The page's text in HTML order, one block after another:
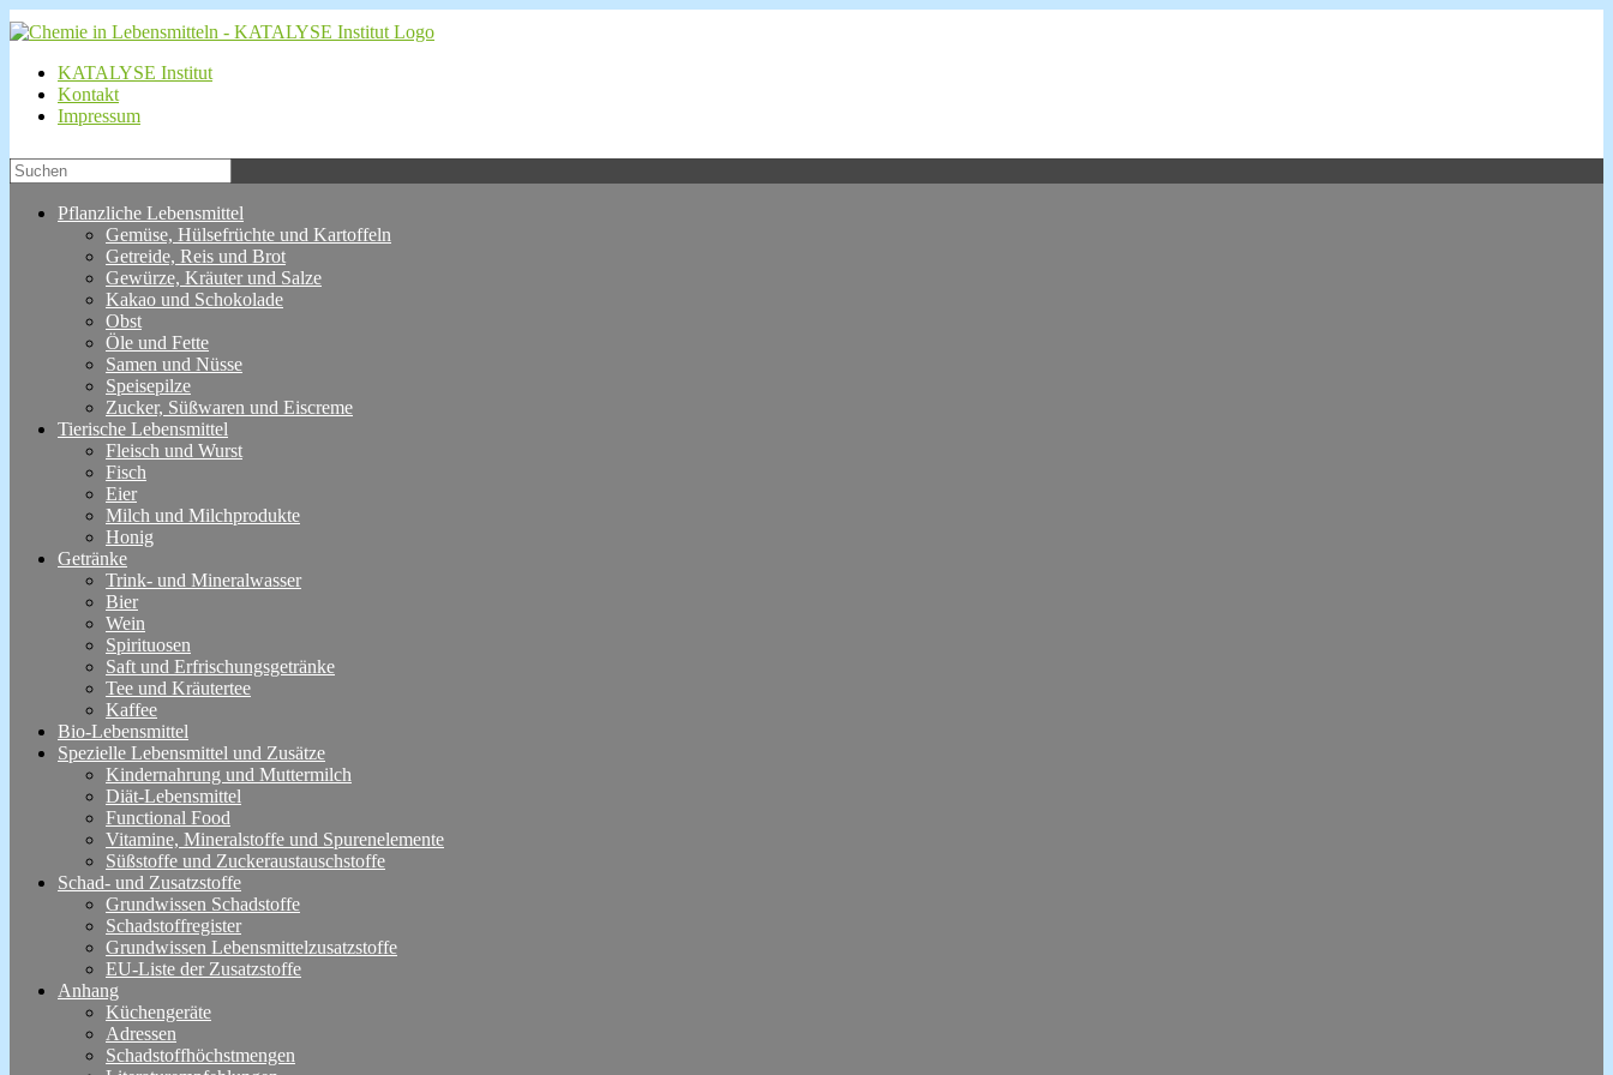
KATALYSE Institut
Kontakt
Impressum
Pflanzliche Lebensmittel
Gemüse, Hülsefrüchte und Kartoffeln
Getreide, Reis und Brot
Gewürze, Kräuter und Salze
Kakao und Schokolade
Obst
Öle und Fette
Samen und Nüsse
Speisepilze
Zucker, Süßwaren und Eiscreme
Tierische Lebensmittel
Fleisch und Wurst
Fisch
Eier
Milch und Milchprodukte
Honig
Getränke
Trink- und Mineralwasser
Bier
Wein
Spirituosen
Saft und Erfrischungsgetränke
Tee und Kräutertee
Kaffee
Bio-Lebensmittel
Spezielle Lebensmittel und Zusätze
Kindernahrung und Muttermilch
Diät-Lebensmittel
Functional Food
Vitamine, Mineralstoffe und Spurenelemente
Süßstoffe und Zuckeraustauschstoffe
Schad- und Zusatzstoffe
Grundwissen Schadstoffe
Schadstoffregister
Grundwissen Lebensmittelzusatzstoffe
EU-Liste der Zusatzstoffe
Anhang
Küchengeräte
Adressen
Schadstoffhöchstmengen